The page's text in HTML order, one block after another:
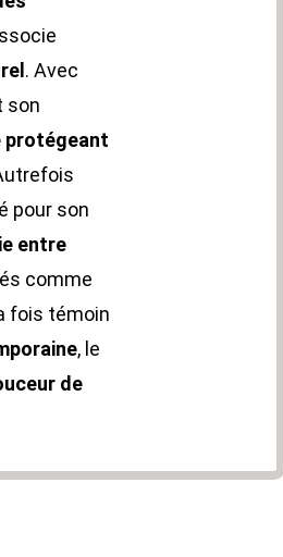
. Avec
son
protégeant
pour son
entre
comme
fois témoin
, le
de